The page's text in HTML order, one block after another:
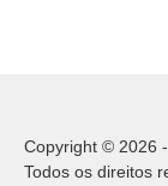
Copyright © 2026
Todos os direitos